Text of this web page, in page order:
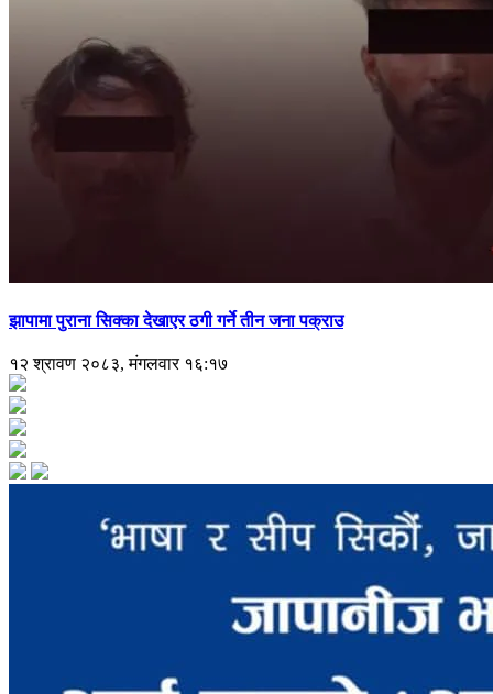
झापामा पुराना सिक्का देखाएर ठगी गर्ने तीन जना पक्राउ
१२ श्रावण २०८३, मंगलवार १६:१७